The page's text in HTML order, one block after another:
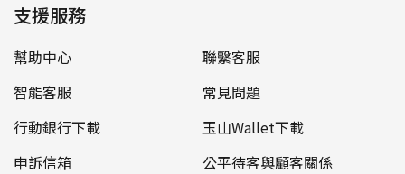
支援服務
幫助中心
聯繫客服
智能客服
常見問題
行動銀行下載
玉山Wallet下載
申訴信箱
公平待客與顧客關係